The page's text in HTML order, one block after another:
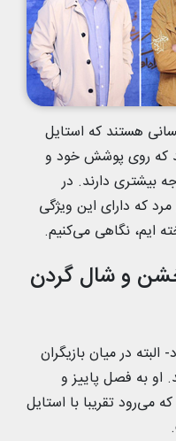
هستند که استایل
که روی پوشش خود و
بیشتری دارند. در
که دارای این ویژگی
ایم، نگاهی می‌کنیم.
و شال گردن
در میان بازیگران
او به فصل پاییز و
می‌رود تقریبا با استایل